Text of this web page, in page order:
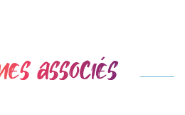
associés